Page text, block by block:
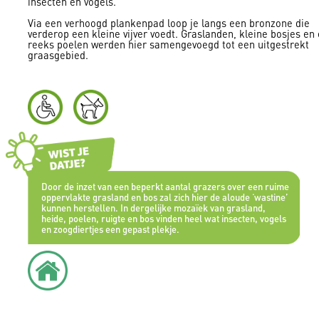
Door de inzet van een beperkt aantal grazers over een ruime
oppervlakte grasland en bos zal zich hier de aloude ‘wastine’
kunnen herstellen. In dergelijke mozaïek van grasland,
heide, poelen, ruigte en bos vinden heel wat insecten, vogels
en zoogdiertjes een gepast plekje.
Via een verhoogd plankenpad loop je langs een bronzone die
verderop een kleine vijver voedt. Graslanden, kleine bosjes en
reeks poelen werden hier samengevoegd tot een uitgestrekt
graasgebied.